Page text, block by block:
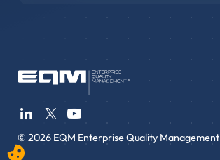
© 2026 EQM Enterprise Quality Management